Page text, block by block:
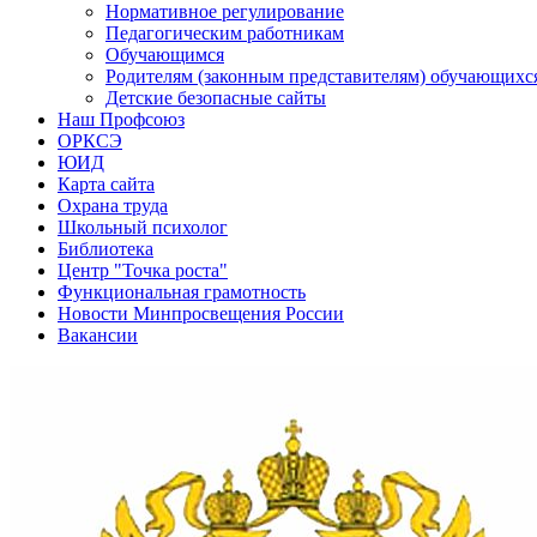
Нормативное регулирование
Педагогическим работникам
Обучающимся
Родителям (законным представителям)
Детские безопасные сайты
Наш Профсоюз
ОРКСЭ
ЮИД
Карта сайта
Охрана труда
Школьный психолог
Библиотека
Центр "Точка роста"
Функциональная грамотность
Новости Минпросвещения России
Вакансии